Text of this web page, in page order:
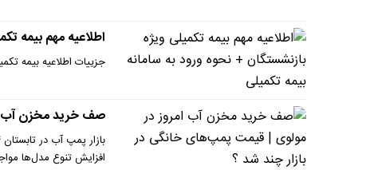
اطلاعیه مهم بیمه
جزییات اطلاعیه بیمه
صف خرید مخزن آب
افزایش تنوع مدل‌ها